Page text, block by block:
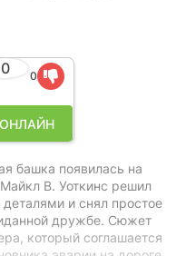
0 0
башка появилась на
В. Уоткинс решил
и снял простое
дружбе. Сюжет
который соглашается